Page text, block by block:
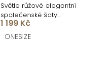
Světle růžové elegantní
společenské šaty
IRAKLION
1 199 Kč
ONESIZE